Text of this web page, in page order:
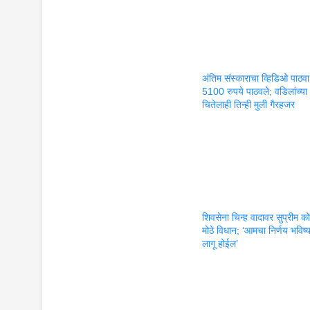
अंतिम संस्काराचा व्हिडिओ
5100 रुपये पाठवले; वडिलांच्या
चितेलाही तिन्ही मुली गैरहजर
शिवसेना चिन्ह वादावर सुप्रीम
मोठे विधान; ‘आमचा निर्णय
लागू होईल’